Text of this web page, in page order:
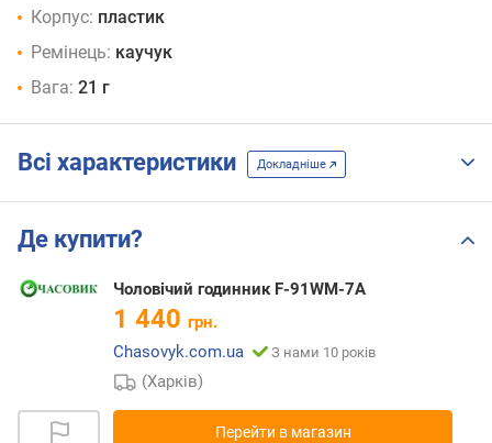
Корпус: пластик
Ремінець: каучук
Вага: 21 г
Всі характеристики Докладніше
Де купити?
Чоловічий годинник F-91WM-7A
1 440 грн.
Chasovyk.com.ua
З нами 10 років
(Харків)
Перейти в магазин